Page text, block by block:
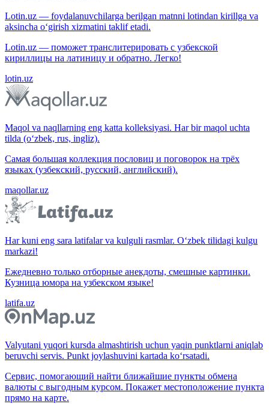
Lotin.uz — foydalanuvchilarga berilgan matnni lotindan kirillga va
aksincha o‘girish xizmatini taklif etadi.
Lotin.uz — поможет транслитерировать с узбекской
кириллицы на латиницу и обратно. Легко!
lotin.uz
Maqol va naqllarning eng katta kolleksiyasi. Har bir maqol uchta
tilda (o‘zbek, rus, ingliz).
Самая большая коллекция пословиц и поговорок на трёх
языках (узбекский, русский, английский).
maqollar.uz
Har kuni eng sara latifalar va kulguli rasmlar. O‘zbek tilidagi kulgu
markazi!
Ежедневно только отборные анекдоты, смешные картинки.
Кузница юмора на узбекском языке!
latifa.uz
Valyutani yuqori kursda almashtirish uchun yaqin punktlarni aniqlab
beruvchi servis. Punkt joylashuvini kartada ko‘rsatadi.
Сервис, помогающий найти ближайшие пункты обмена
валюты с выгодным курсом. Покажет местоположение пункта
прямо на карте.